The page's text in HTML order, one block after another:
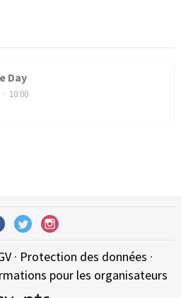
Day
10:00
· Protection des données ·
pour les organisateurs